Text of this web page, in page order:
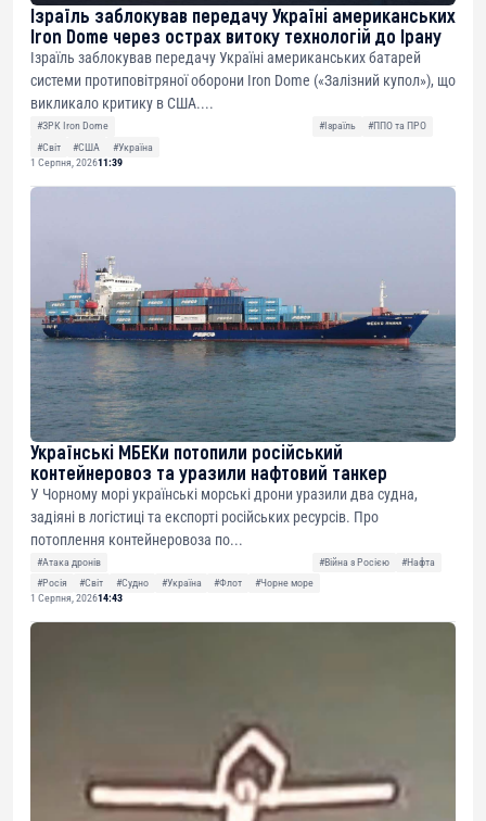
Ізраїль заблокував передачу Україні американських
Iron Dome через острах витоку технологій до Ірану
Ізраїль заблокував передачу Україні американських батарей
системи протиповітряної оборони Iron Dome («Залізний купол»), що
викликало критику в США....
#ЗРК Iron Dome #Ізраїль
#ППО та ПРО
#Світ
#США
#Україна
1 Серпня, 202611:39
Українські МБЕКи потопили російський
контейнеровоз та уразили нафтовий танкер
У Чорному морі українські морські дрони уразили два судна,
задіяні в логістиці та експорті російських ресурсів. Про
потоплення контейнеровоза по...
#Атака дронів #Війна з Росією
#Нафта
#Росія
#Світ #Судно #Україна #Флот
#Чорне море
1 Серпня, 202614:43